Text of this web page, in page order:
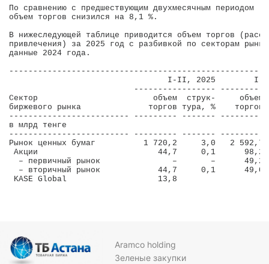
По сравнению с предшествующим двухмесячным периодом
объем торгов снизился на 8,1 %.
В нижеследующей таблице приводится объем торгов
привлечения) за 2025 год с разбивкой по секторам
данные 2024 года.
I-II, 2025        I-
-----------------
Сектор                        объем  струк-     объем
биржевого рынка              торгов тура, %
------------------------- --------- -------
в млрд
------------------------- --------- -------
Рынок ценных бумаг          1 720,2     3,0   2
Акции                         44,7     0,1      98,2
– первичный рынок               –       –      49,2
– вторичный рынок            44,7     0,1      49,0
KASE Global                   13,8
Aramco holding
Зеленые закупки